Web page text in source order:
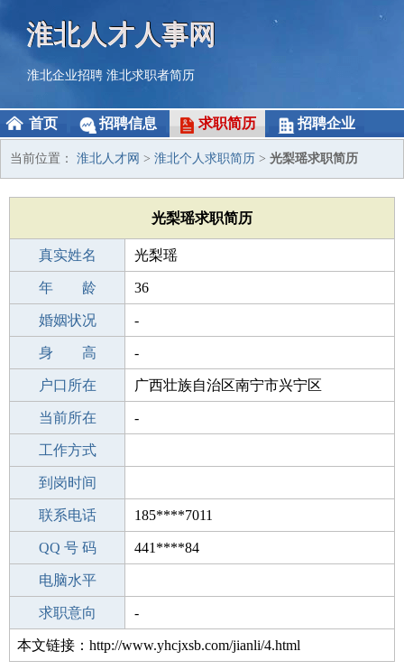
淮北人才人事网
淮北企业招聘 淮北求职者简历
首页 招聘信息 求职简历 招聘企业
当前位置： 淮北人才网 > 淮北个人求职简历 > 光梨瑶求职简历
光梨瑶求职简历
真实姓名 光梨瑶
性 别 女
年 龄 36
出生年月 1990-05-30
婚姻状况 -
学 历 职校/技校
身 高 -
毕业学校 沧州市中原职业学校
户口所在 广西壮族自治区南宁市兴宁区
所学专业 -
当前所在 -
工作经验
工作方式
驾 照
到岗时间
期望月薪
联系电话 185****7011
手机号码 185****7011
QQ 号 码 441****84
微信号码
电脑水平
外语水平
求职意向 -
本文链接：http://www.yhcjxsb.com/jianli/4.html